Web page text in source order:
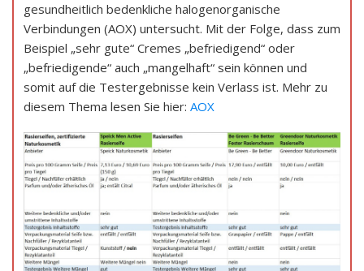
gesundheitlich bedenkliche halogenorganische
Verbindungen (AOX) untersucht. Mit der Folge, dass zum
Beispiel „sehr gute“ Cremes „befriedigend“ oder
„befriedigende“ auch „mangelhaft“ sein können und
somit auf die Testergebnisse kein Verlass ist. Mehr zu
diesem Thema lesen Sie hier: AOX